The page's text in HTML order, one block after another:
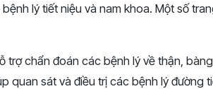
lý tiết niệu và nam khoa. Một số
trợ chẩn đoán các bệnh lý về thận,
quan sát và điều trị các bệnh lý đường